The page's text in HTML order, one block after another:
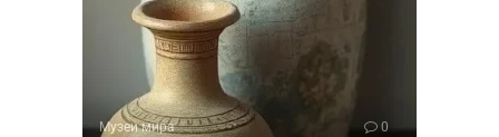
Музеи мира 0